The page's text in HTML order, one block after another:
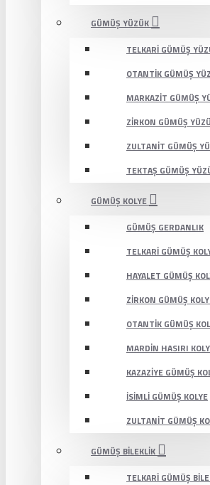
GÜMÜŞ YÜZÜK
TELKARI GÜMÜŞ
OTANTIK GÜMÜŞ
MARKAZIT GÜMÜŞ
ZIRKON GÜMÜŞ
ZULTANIT GÜMÜŞ
TEKTAŞ GÜMÜŞ
GÜMÜŞ KOLYE
GÜMÜŞ GERDANLIK
TELKARI GÜMÜŞ
HAYALET GÜMÜŞ
ZIRKON GÜMÜŞ
OTANTIK GÜMÜŞ
MARDIN HASIRI
KAZAZIYE GÜMÜŞ
İSIMLI GÜMÜŞ KOLYE
ZULTANIT GÜMÜŞ
GÜMÜŞ BILEKLIK
TELKARI GÜMÜŞ